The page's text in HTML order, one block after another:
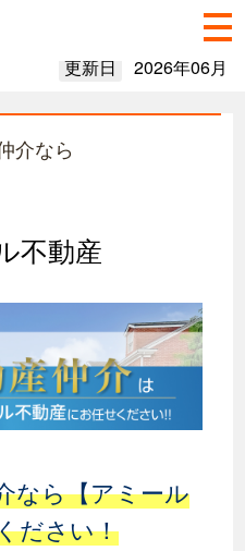
更新日 2026年06月
介なら
不動産
なら【アミール
ださい！